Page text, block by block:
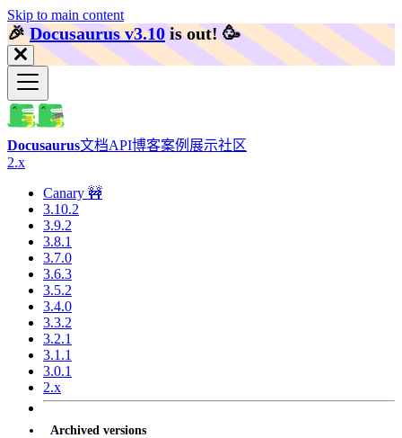
Skip to main content
🎉️Docusaurus v3.10 is out! 🥳️
Docusaurus文档API博客案例展示社区
2.x
Canary 🚧
3.10.2
3.9.2
3.8.1
3.7.0
3.6.3
3.5.2
3.4.0
3.3.2
3.2.1
3.1.1
3.0.1
2.x
Archived versions